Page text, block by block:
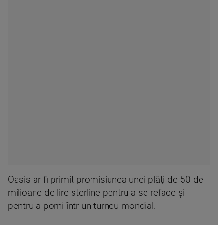
Oasis ar fi primit promisiunea unei plăți de 50 de
milioane de lire sterline pentru a se reface și
pentru a porni într-un turneu mondial.